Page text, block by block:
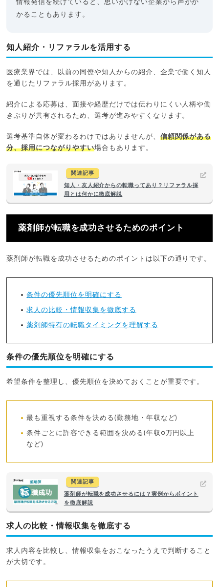
情報発信を続けていると、思いがけない企業から声がか
かることもあります。
知人紹介・リファラルを活用する
医療業界では、以前の同僚や知人からの紹介、企業で働く知人
を通じたリファラル採用があります。
紹介による応募は、面接や経歴だけでは伝わりにくい人柄や働
きぶりが共有されるため、選考が進みやすくなります。
選考基準自体が変わるわけではありませんが、 信頼関係がある
分、採用につながりやすい場合もあります。
関連記事
知人・友人紹介からの転職ってあり？リファラル採
用とは何かに徹底解説
薬剤師が転職を成功させるためのポイント
薬剤師が転職を成功させるためのポイントは以下の通りです。
条件の優先順位を明確にする
求人の比較・情報収集を徹底する
薬剤師特有の転職タイミングを理解する
条件の優先順位を明確にする
希望条件を整理し、優先順位を決めておくことが重要です。
最も重視する条件を決める(勤務地・年収など)
条件ごとに許容できる範囲を決める(年収○万円以上
など)
関連記事
薬剤師が転職を成功させるには？実例からポイント
を徹底解説
求人の比較・情報収集を徹底する
求人内容を比較し、情報収集をおこなったうえで判断すること
が大切です。